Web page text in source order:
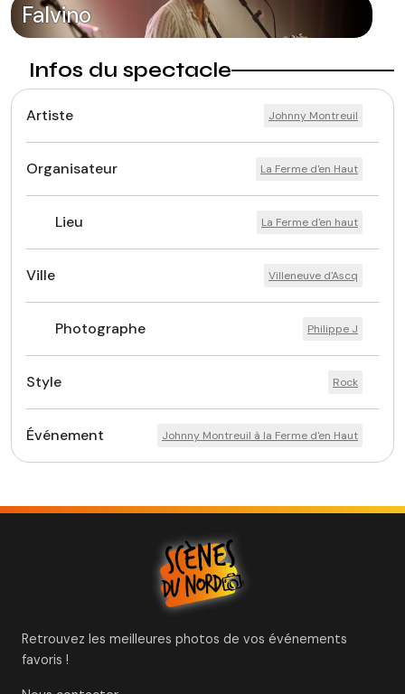
Falvino
Infos du spectacle
Artiste Johnny Montreuil
Organisateur La Ferme d'en Haut
Lieu La Ferme d'en haut
Ville Villeneuve d'Ascq
Photographe Philippe J
Style Rock
Événement Johnny Montreuil à la Ferme d'en Haut
Retrouvez les meilleures photos de vos événements
favoris !